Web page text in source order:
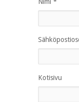
Kotisivu